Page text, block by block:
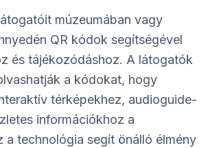
múzeumában vagy
QR kódok segítségével
és tájékozódáshoz. A látogatók
a kódokat, hogy
térképekhez, audioguide-
információkhoz a
a technológia segít önálló élmény